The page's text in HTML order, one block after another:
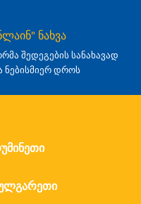
ნახვა
შედეგების სანახავად
ნებისმიერ დროს